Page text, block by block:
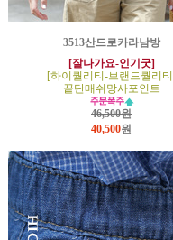
3513산드로카라남방
[잘나가요-인기굿]
[하이퀄리티-브랜드퀄리
끝단매쉬망사포인트
46,500원
40,500원